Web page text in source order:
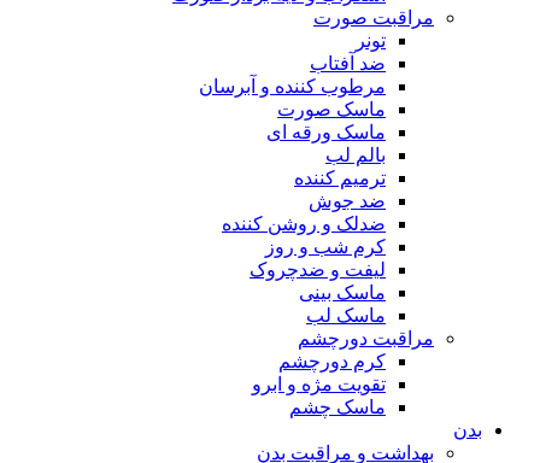
مراقبت صورت
تونر
ضد آفتاب
مرطوب کننده و آبرسان
ماسک صورت
ماسک ورقه ای
بالم لب
ترمیم کننده
ضد جوش
ضدلک و روشن کننده
کرم شب و روز
لیفت و ضدچروک
ماسک بینی
ماسک لب
مراقبت دورچشم
کرم دورچشم
تقویت مژه و ابرو
ماسک چشم
بدن
بهداشت و مراقبت بدن